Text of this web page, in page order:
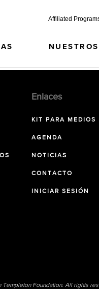
Affiliated
Enlaces
KIT PARA MEDIOS
AGENDA
NOTICIAS
CONTACTO
INICIAR SESIÓN
Foundation. All rights